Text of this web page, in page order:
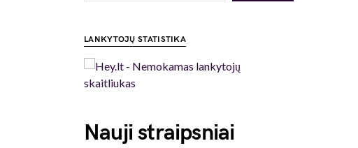
LANKYTOJŲ STATISTIKA
Nauji straipsniai